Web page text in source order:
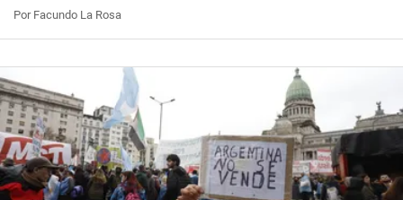
Por Facundo La Rosa